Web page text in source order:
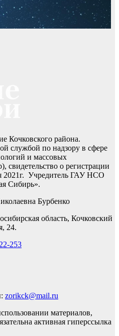
Кочковского района.
службой по надзору в сфере
и массовых
свидетельство о регистрации
Учредитель ГАУ НСО
Сибирь».
Бурбенко
область, Кочковский
24.
253
zorikck@mail.ru
материалов,
активная гиперссылка